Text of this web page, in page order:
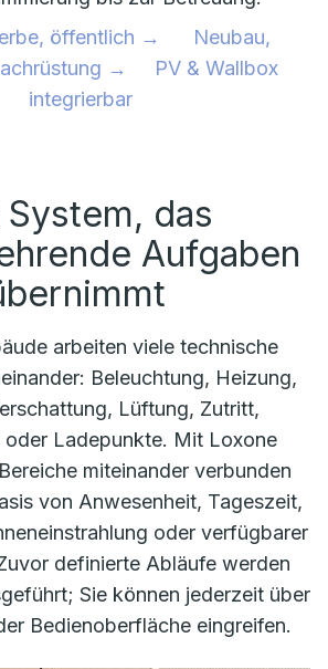
öffentlich → Neubau,
→ PV & Wallbox
integrierbar
System, das
Aufgaben
arbeiten viele technische
Beleuchtung, Heizung,
Lüftung, Zutritt,
Ladepunkte. Mit Loxone
miteinander verbunden
von Anwesenheit, Tageszeit,
oder verfügbarer
definierte Abläufe werden
Sie können jederzeit über
Bedienoberfläche eingreifen.